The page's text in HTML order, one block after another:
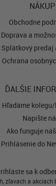
NÁKUP
Obchodné
Doprava a
Splátkový predaj
Ochrana
ĎALŠIE
Hľadáme
Napíšte
Ako funguje
Prihlásenie do
sa k
zľavách a akciách